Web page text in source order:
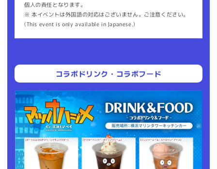
個人の責任となります。
※ 本イベントは外国語の対応はございません。ご注意ください。
(This event is only available in Japanese.)
コラボドリンク・コラボフード